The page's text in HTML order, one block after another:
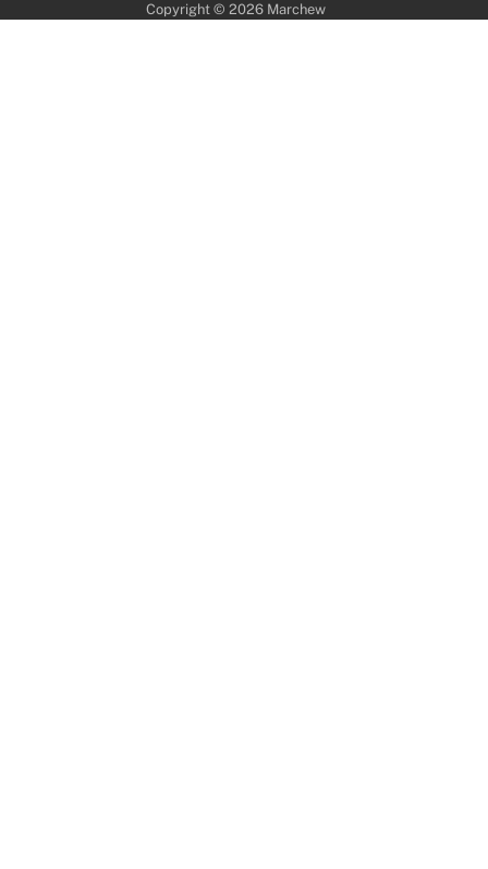
Copyright © 2026 Marchew